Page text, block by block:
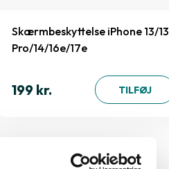
Skærmbeskyttelse iPhone 13/13
Pro/14/16e/17e
199 kr. TILFØJ